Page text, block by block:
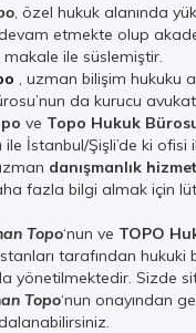
, özel hukuk alanında
devam etmekte olup
ile süslemiştir.
, uzman bilişim hukuku
da kurucu
ve Topo Hukuk
İstanbul/Şişli’de ki ofisi
danışmanlık
fazla bilgi almak için
Topo‘nun ve TOPO
tarafından hukuki
yönetilmektedir. Sizde
Topo‘nun onayından